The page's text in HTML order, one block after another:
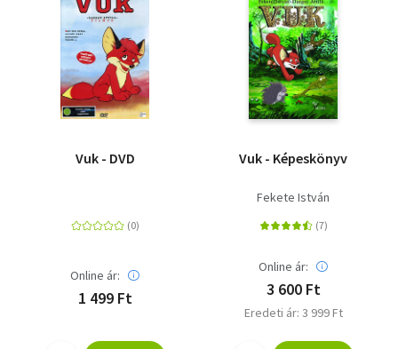
Vuk - DVD
Online ár:
1 499 Ft
Vuk - Képeskönyv
Fekete István
Online ár:
3 600 Ft
Eredeti ár: 3 999 Ft